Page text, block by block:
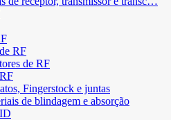
RF
de RF
Fingerstock e juntas
de blindagem e absorção